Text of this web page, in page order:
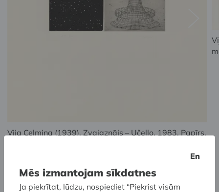
Vija Celmiņa (1939). Zvaigznājs – Učello. 1983. Papīrs,
Stipendijas logotips
En
Mēs izmantojam sīkdatnes
Ja piekrītat, lūdzu, nospiediet “Piekrist visām